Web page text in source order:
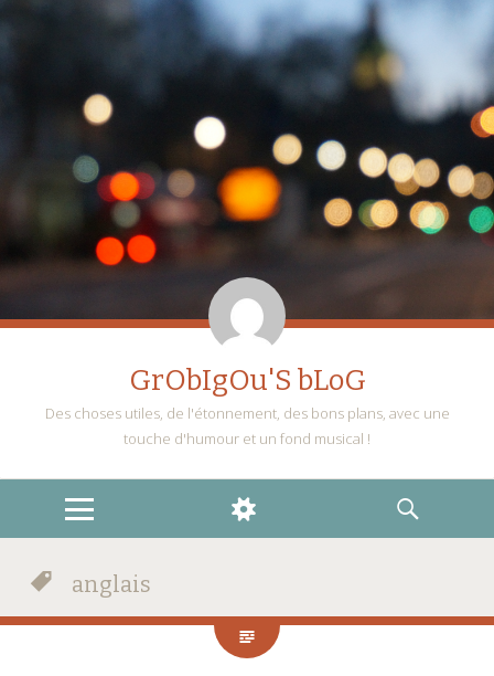
GrObIgOu'S bLoG
Des choses utiles, de l'étonnement, des bons plans, avec une
touche d'humour et un fond musical !
MENU
WIDGETS
RECHERCHE
anglais